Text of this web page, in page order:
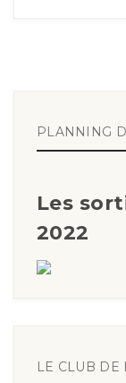
PLANNING
Les
2022
LE CLUB DE